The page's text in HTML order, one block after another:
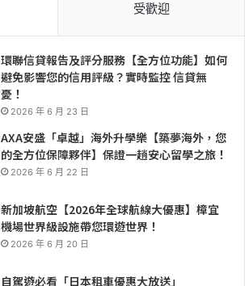
受歡迎
環聯信貸報告及評分服務【全方位功能】如何
避免影響您的信用評級？實時監控 信貸無
憂！
2026 年 6 月 23 日
AXA安盛「卓越」海外升學樂【築夢海外，您
的全方位保障夥伴】保證一趟安心留學之旅！
2026 年 6 月 22 日
新加坡航空【2026年全球航線大優惠】樟宜
機場世界級設施帶您環遊世界！
2026 年 6 月 20 日
自駕遊必看「日本租車優惠大放送」